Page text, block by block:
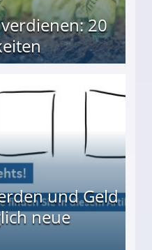
20
und Geld
neue